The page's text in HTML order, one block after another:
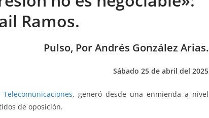
Ramos.
Pulso, Por Andrés González Arias.
Sábado 25 de abril del 2025
Telecomunicaciones, generó desde una enmienda a nivel
de oposición.